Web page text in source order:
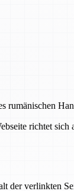
richtet
verlinkten